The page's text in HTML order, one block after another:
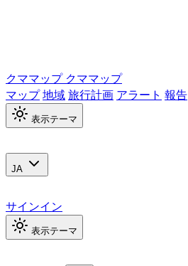
クママップ クママップ
マップ地域旅行計画 アラート 報告
表示テーマ
JA
サインイン
表示テーマ